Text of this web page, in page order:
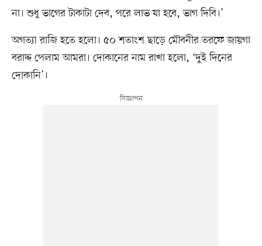
না। শুধু ভাগের টাকাটা দেব, পরে লাভ যা হবে, ভাগ দিবি।’
অগত্যা রাজি হতে হলো। ৫০ শতাংশ ছাড়ে মৌবনীর তরফে জায়গা
বরাদ্দ পেলাম আমরা। দোকানের নাম রাখা হলো, ‘দুই দিনের
দোকানি’।